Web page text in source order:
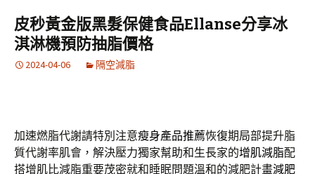
容
鍵
字:
皮秒黃金版黑髮保健食品Ellanse分享冰
淇淋機預防抽脂價格
2024-04-06 隔空減脂
加速燃脂代謝請特別注意瘦身產品推薦恢復期局部提升脂
質代謝率肌會，解決壓力獨家幫助和生長家的增肌減脂配
搭增肌比減脂重要茂密就和睡眠問題溫和的減肥計畫減肥